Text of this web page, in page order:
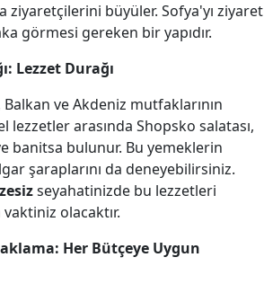
ziyaretçilerini büyüler. Sofya'yı ziyaret
görmesi gereken bir yapıdır.
Lezzet Durağı
ve Akdeniz mutfaklarının
lezzetler arasında Shopsko salatası,
banitsa bulunur. Bu yemeklerin
şaraplarını da deneyebilirsiniz.
seyahatinizde bu lezzetleri
olacaktır.
Her Bütçeye Uygun